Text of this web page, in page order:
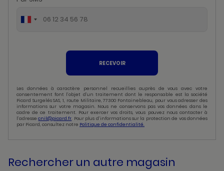
RECEVOIR
Les données à caractère personnel recueillies auprès de vous avec votre
consentement font l’objet d’un traitement dont le responsable est la société
Picard Surgelés SAS, 1, route Militaire, 77300 Fontainebleau, pour vous adresser des
informations sur votre magasin. Nous ne conservons pas vos données dans le
cadre de ce traitement. Pour exercer vos droits, vous pouvez nous contacter à
l’adressecnil@picard.fr. Pour plus d’informations sur la protection de vos données
par Picard, consultez notre Politique de confidentialité.
Rechercher un autre magasin